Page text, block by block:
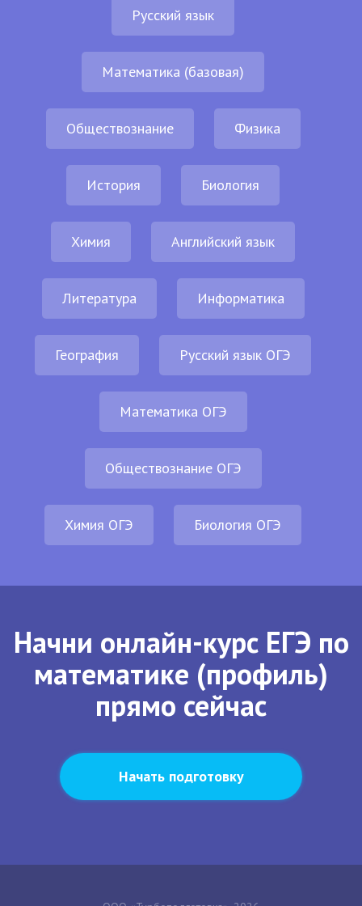
Русский язык
Математика (базовая)
Обществознание Физика
История Биология
Химия Английский язык
Литература Информатика
География Русский язык ОГЭ
Математика ОГЭ
Обществознание ОГЭ
Химия ОГЭ Биология ОГЭ
Начни онлайн-курс ЕГЭ по
математике (профиль)
прямо сейчас
Начать подготовку